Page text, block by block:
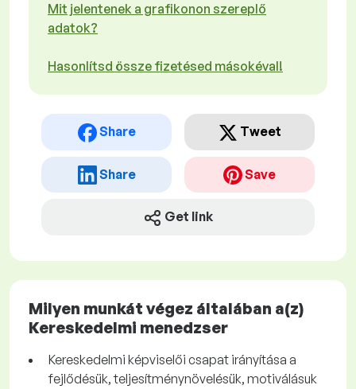
Mit jelentenek a grafikonon szereplő
adatok?
Hasonlítsd össze fizetésed másokéval!
Share Tweet
Share Save
Get link
Milyen munkát végez általában a(z)
Kereskedelmi menedzser
Kereskedelmi képviselői csapat irányítása a
fejlődésük, teljesítménynövelésük, motiválásuk